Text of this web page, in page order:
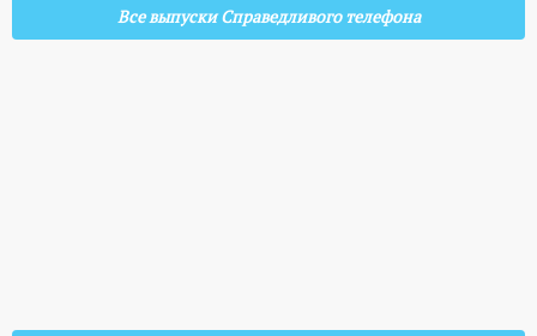
Все выпуски Справедливого телефона